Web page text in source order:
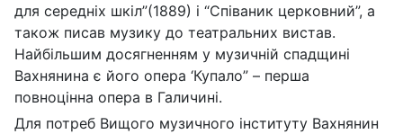
для середніх шкіл”(1889) і “Співаник церковний”, а
також писав музику до театральних вистав.
Найбільшим досягненням у музичній спадщині
Вахнянина є його опера ‘Купало” – перша
повноцінна опера в Галичині.
Для потреб Вищого музичного інституту Вахнянин